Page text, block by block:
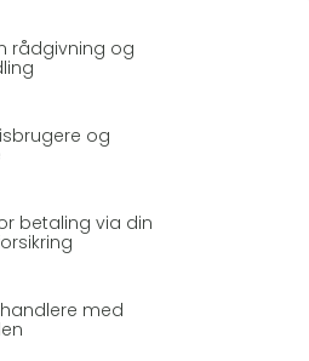
rådgivning og
og
betaling via din
med